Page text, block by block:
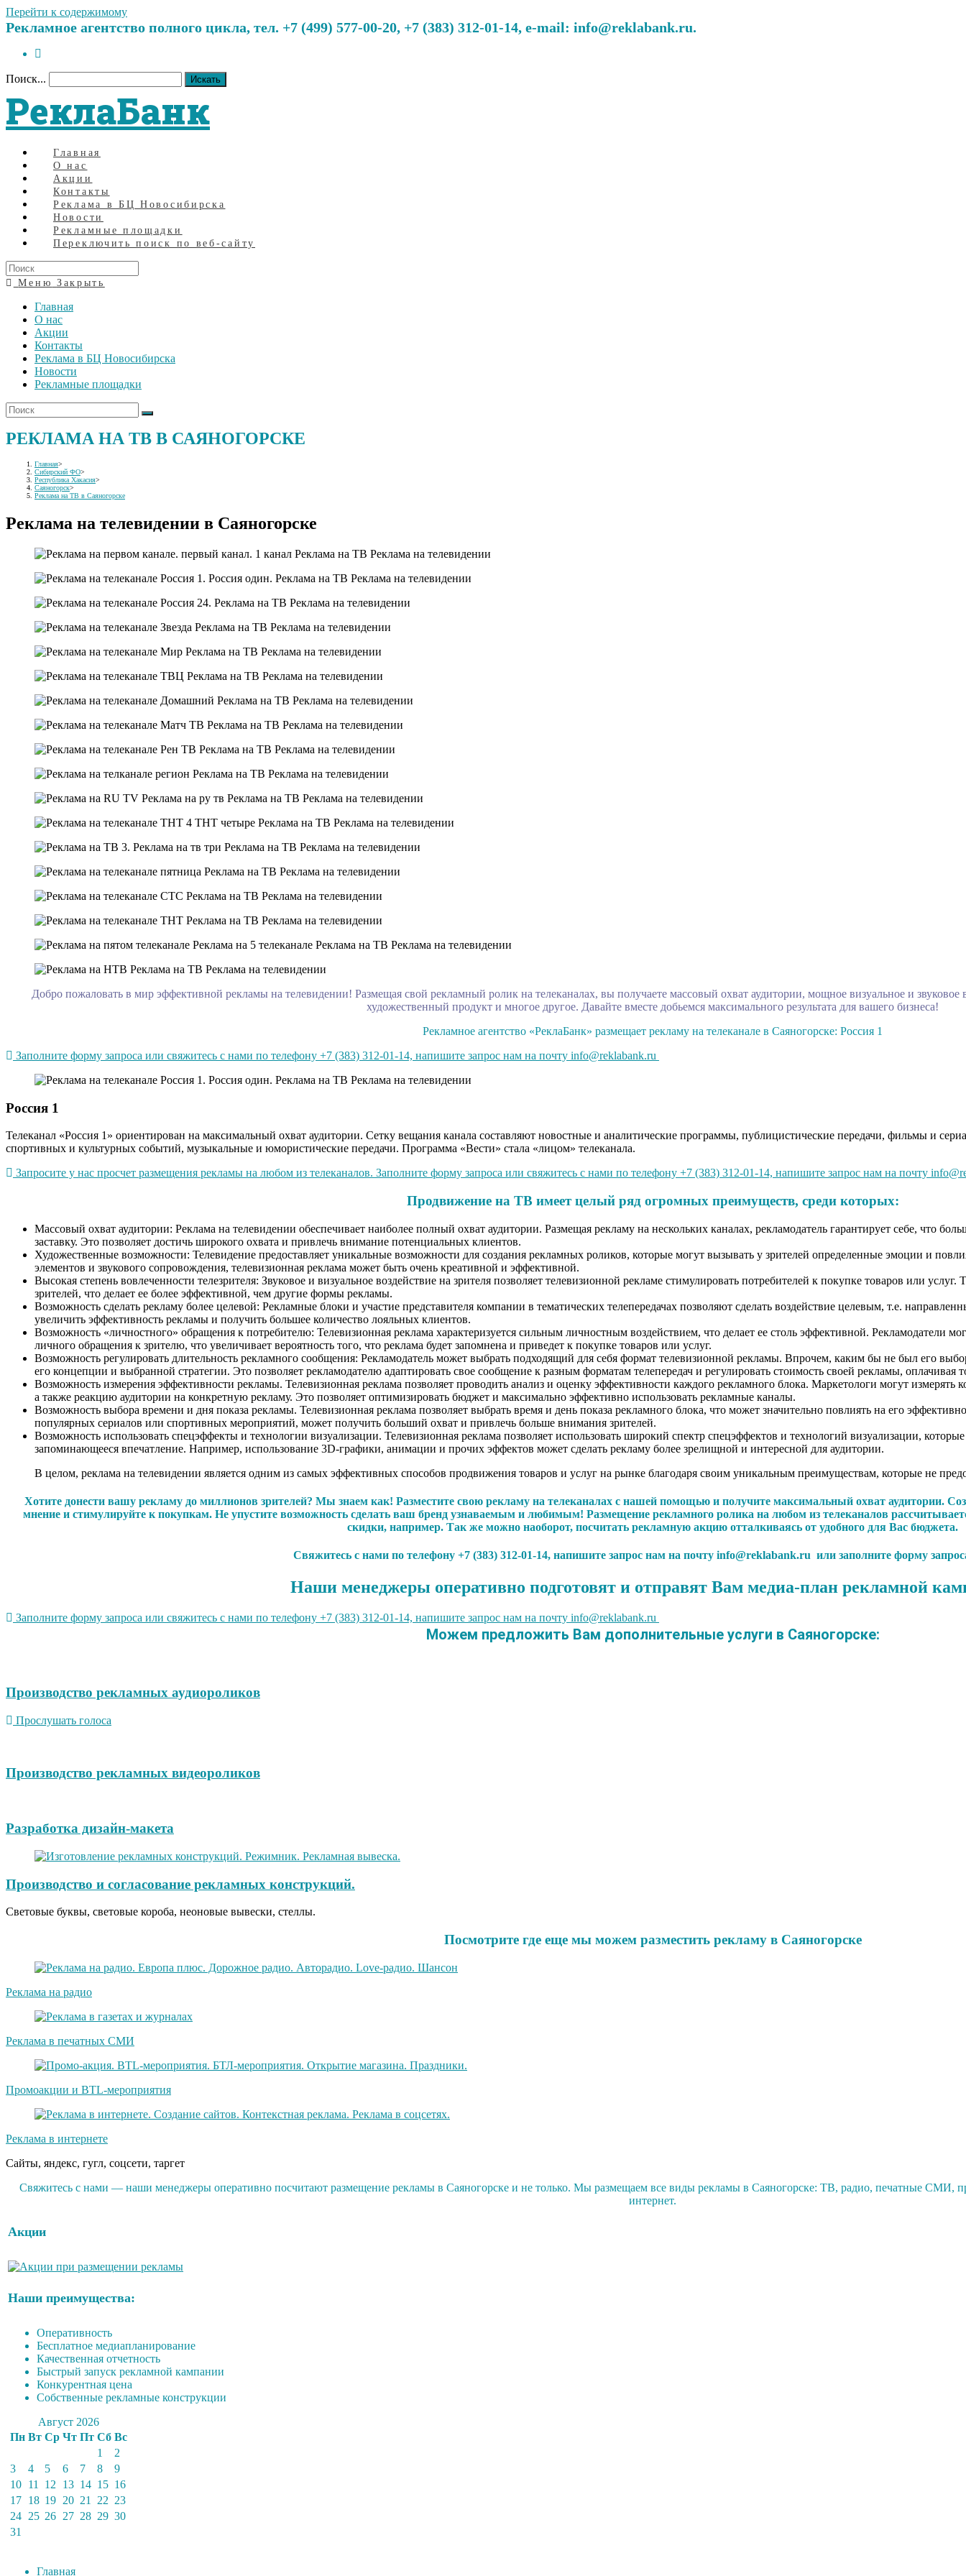
Перейти к содержимому
Рекламное агентство полного цикла, тел. +7 (499) 577-00-20, +7 (383) 312-01-14, e-mail: info@reklabank.ru.
Поиск... Искать
РеклаБанк
Главная
О нас
Акции
Контакты
Реклама в БЦ Новосибирска
Новости
Рекламные площадки
Переключить поиск по веб-сайту
Меню Закрыть
Главная
О нас
Акции
Контакты
Реклама в БЦ Новосибирска
Новости
Рекламные площадки
РЕКЛАМА НА ТВ В САЯНОГОРСКЕ
Главная>
Сибирский ФО>
Республика Хакасия>
Саяногорск>
Реклама на ТВ в Саяногорске
Реклама на телевидении в Саяногорске
Добро пожаловать в мир эффективной рекламы на телевидении! Размещая свой рекламный ролик на телеканалах, вы получаете массовый охват аудитории, мощное визуальное и звуковое
художественный продукт и многое другое. Давайте вместе добьемся максимального результата для вашего бизнеса!
Рекламное агентство «РеклаБанк» размещает рекламу на телеканале в Саяногорске: Россия 1
Заполните форму запроса или свяжитесь с нами по телефону +7 (383) 312-01-14, напишите запрос нам на почту info@reklabank.ru
Россия 1
Телеканал «Россия 1» ориентирован на максимальный охват аудитории. Сетку вещания канала составляют новостные и аналитические программы, публицистические передачи, фильмы и
спортивных и культурных событий, музыкальные и юмористические передачи. Программа «Вести» стала «лицом» телеканала.
Запросите у нас просчет размещения рекламы на любом из телеканалов. Заполните форму запроса или свяжитесь с нами по телефону +7 (383) 312-01-14, напишите запрос нам на почту
Продвижение на ТВ имеет целый ряд огромных преимуществ, среди которых:
Массовый охват аудитории: Реклама на телевидении обеспечивает наиболее полный охват аудитории. Размещая рекламу на нескольких каналах, рекламодатель гарантирует себе, что
заставку. Это позволяет достичь широкого охвата и привлечь внимание потенциальных клиентов.
Художественные возможности: Телевидение предоставляет уникальные возможности для создания рекламных роликов, которые могут вызывать у зрителей определенные эмоции и
элементов и звукового сопровождения, телевизионная реклама может быть очень креативной и эффективной.
Высокая степень вовлеченности телезрителя: Звуковое и визуальное воздействие на зрителя позволяет телевизионной рекламе стимулировать потребителей к покупке товаров или
зрителей, что делает ее более эффективной, чем другие формы рекламы.
Возможность сделать рекламу более целевой: Рекламные блоки и участие представителя компании в тематических телепередачах позволяют сделать воздействие целевым, т.е.
увеличить эффективность рекламы и получить большее количество лояльных клиентов.
Возможность «личностного» обращения к потребителю: Телевизионная реклама характеризуется сильным личностным воздействием, что делает ее столь эффективной. Рекламодатели
личного обращения к зрителю, что увеличивает вероятность того, что реклама будет запомнена и приведет к покупке товаров или услуг.
Возможность регулировать длительность рекламного сообщения: Рекламодатель может выбрать подходящий для себя формат телевизионной рекламы. Впрочем, каким бы не был его
его концепции и выбранной стратегии. Это позволяет рекламодателю адаптировать свое сообщение к разным форматам телепередач и регулировать стоимость своей рекламы, оплачивая
Возможность измерения эффективности рекламы. Телевизионная реклама позволяет проводить анализ и оценку эффективности каждого рекламного блока. Маркетологи могут измерять
а также реакцию аудитории на конкретную рекламу. Это позволяет оптимизировать бюджет и максимально эффективно использовать рекламные каналы.
Возможность выбора времени и дня показа рекламы. Телевизионная реклама позволяет выбрать время и день показа рекламного блока, что может значительно повлиять на его
популярных сериалов или спортивных мероприятий, может получить больший охват и привлечь больше внимания зрителей.
Возможность использовать спецэффекты и технологии визуализации. Телевизионная реклама позволяет использовать широкий спектр спецэффектов и технологий визуализации,
запоминающееся впечатление. Например, использование 3D-графики, анимации и прочих эффектов может сделать рекламу более зрелищной и интересной для аудитории.
В целом, реклама на телевидении является одним из самых эффективных способов продвижения товаров и услуг на рынке благодаря своим уникальным преимуществам, которые не
Хотите донести вашу рекламу до миллионов зрителей? Мы знаем как! Разместите свою рекламу на телеканалах с нашей помощью и получите максимальный охват аудитории.
мнение и стимулируйте к покупкам. Не упустите возможность сделать ваш бренд узнаваемым и любимым! Размещение рекламного ролика на любом из телеканалов
скидки, например. Так же можно наоборот, посчитать рекламную акцию отталкиваясь от удобного для Вас бюджета.
Свяжитесь с нами по телефону +7 (383) 312-01-14, напишите запрос нам на почту info@reklabank.ru или заполните форму
Наши менеджеры оперативно подготовят и отправят Вам медиа-план рекламной
Заполните форму запроса или свяжитесь с нами по телефону +7 (383) 312-01-14, напишите запрос нам на почту info@reklabank.ru
Можем предложить Вам дополнительные услуги в Саяногорске:
Производство рекламных аудиороликов
Прослушать голоса
Производство рекламных видеороликов
Разработка дизайн-макета
Производство и согласование рекламных конструкций.
Световые буквы, световые короба, неоновые вывески, стеллы.
Посмотрите где еще мы можем разместить рекламу в Саяногорске
Реклама на радио
Реклама в печатных СМИ
Промоакции и BTL-мероприятия
Реклама в интернете
Сайты, яндекс, гугл, соцсети, таргет
Свяжитесь с нами — наши менеджеры оперативно посчитают размещение рекламы в Саяногорске и не только. Мы размещаем все виды рекламы в Саяногорске: ТВ, радио, печатные СМИ,
интернет.
Акции
Наши преимущества:
Оперативность
Бесплатное медиапланирование
Качественная отчетность
Быстрый запуск рекламной кампании
Конкурентная цена
Собственные рекламные конструкции
Август 2026
Пн Вт Ср Чт Пт Сб Вс
1
2
3
4 5 6 7 8
9
10 11 12 13 14 15 16
17 18 19 20 21 22 23
24 25 26 27 28 29 30
31
Главная